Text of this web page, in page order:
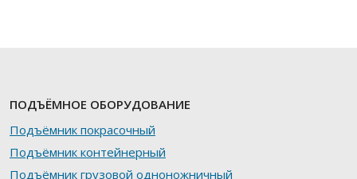
ПОДЪЁМНОЕ ОБОРУДОВАНИЕ
Подъёмник покрасочный
Подъёмник контейнерный
Подъёмник грузовой одноножничный